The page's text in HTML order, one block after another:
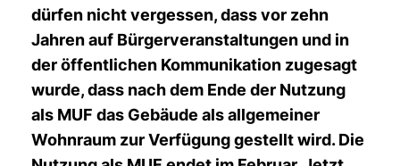
dürfen nicht vergessen, dass vor zehn
Jahren auf Bürgerveranstaltungen und in
der öffentlichen Kommunikation zugesagt
wurde, dass nach dem Ende der Nutzung
als MUF das Gebäude als allgemeiner
Wohnraum zur Verfügung gestellt wird. Die